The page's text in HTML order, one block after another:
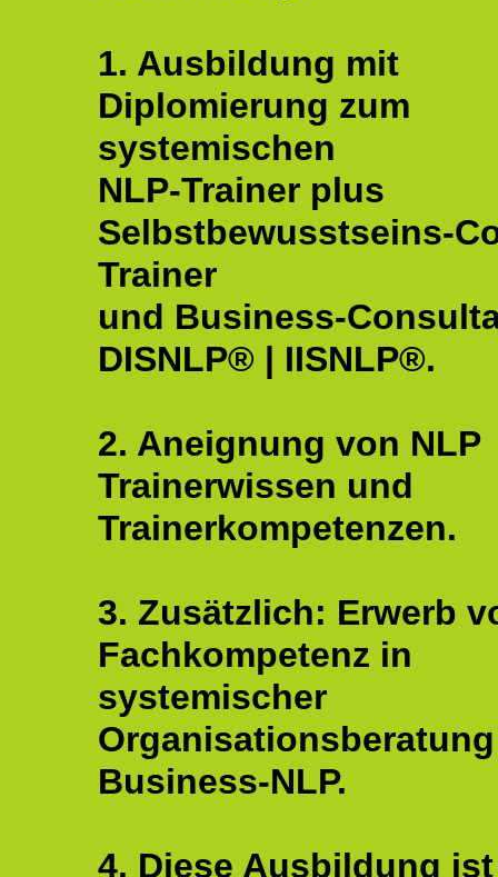
1. Ausbildung mit
Diplomierung zum
systemischen
NLP-Trainer plus
Selbstbewusstseins-
Trainer
und Business-
DISNLP® | IISNLP®.
2. Aneignung von NLP
Trainerwissen und
Trainerkompetenzen.
3. Zusätzlich: Erwerb
Fachkompetenz in
systemischer
Business-NLP.
4. Diese Ausbildung